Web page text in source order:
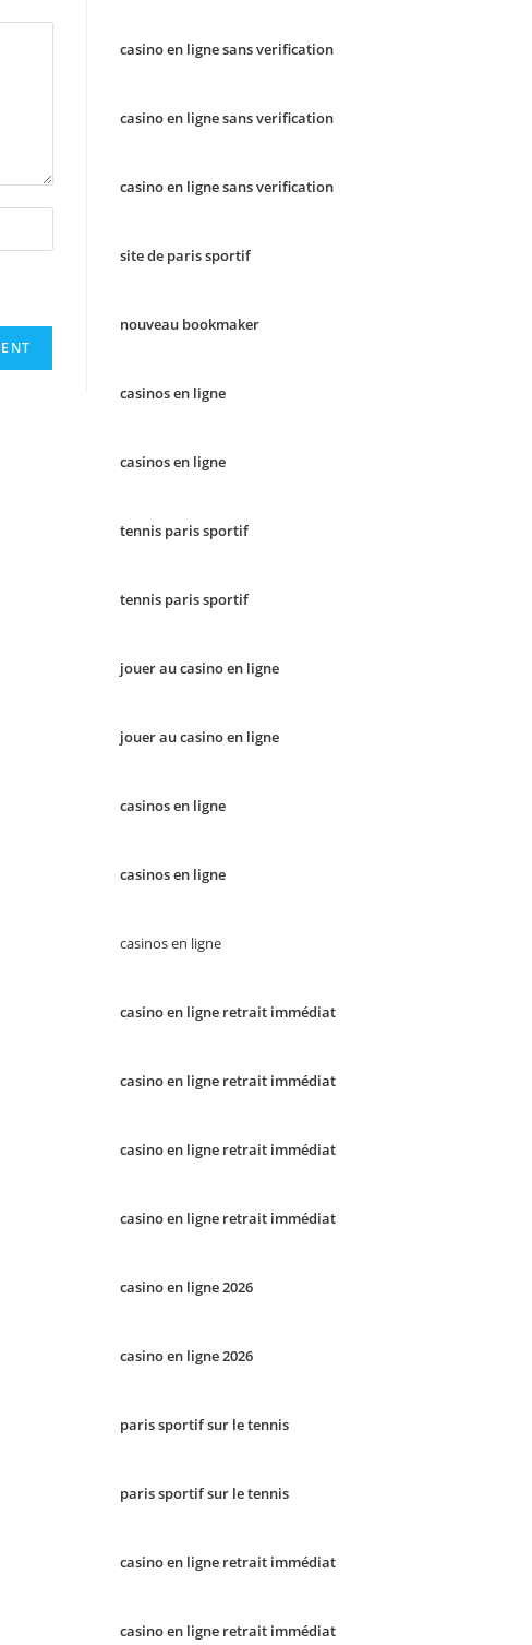
casino en ligne sans verification
casino en ligne sans verification
casino en ligne sans verification
site de paris sportif
nouveau bookmaker
casinos en ligne
casinos en ligne
tennis paris sportif
tennis paris sportif
jouer au casino en ligne
jouer au casino en ligne
casinos en ligne
casinos en ligne
casinos en ligne
casino en ligne retrait immédiat
casino en ligne retrait immédiat
casino en ligne retrait immédiat
casino en ligne retrait immédiat
casino en ligne 2026
casino en ligne 2026
paris sportif sur le tennis
paris sportif sur le tennis
casino en ligne retrait immédiat
casino en ligne retrait immédiat